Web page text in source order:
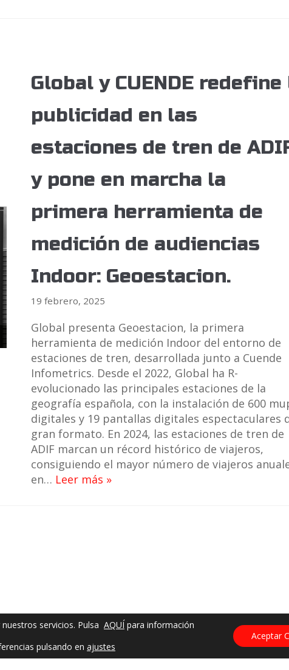
Global y CUENDE redefine
publicidad en las
estaciones de tren de
y pone en marcha la
primera herramienta de
medición de audiencias
Indoor: Geoestacion.
19 febrero, 2025
Global presenta Geoestacion, la primera
herramienta de medición Indoor del entorno de
estaciones de tren, desarrollada junto a Cuende
Infometrics. Desde el 2022, Global ha R-
evolucionado las principales estaciones de la
geografía española, con la instalación de 600
digitales y 19 pantallas digitales espectaculares
gran formato. En 2024, las estaciones de tren de
ADIF marcan un récord histórico de viajeros,
consiguiendo el mayor número de viajeros
en… Leer más »
servicios. Pulsa AQUÍ para información
pulsando en ajustes
Aceptar